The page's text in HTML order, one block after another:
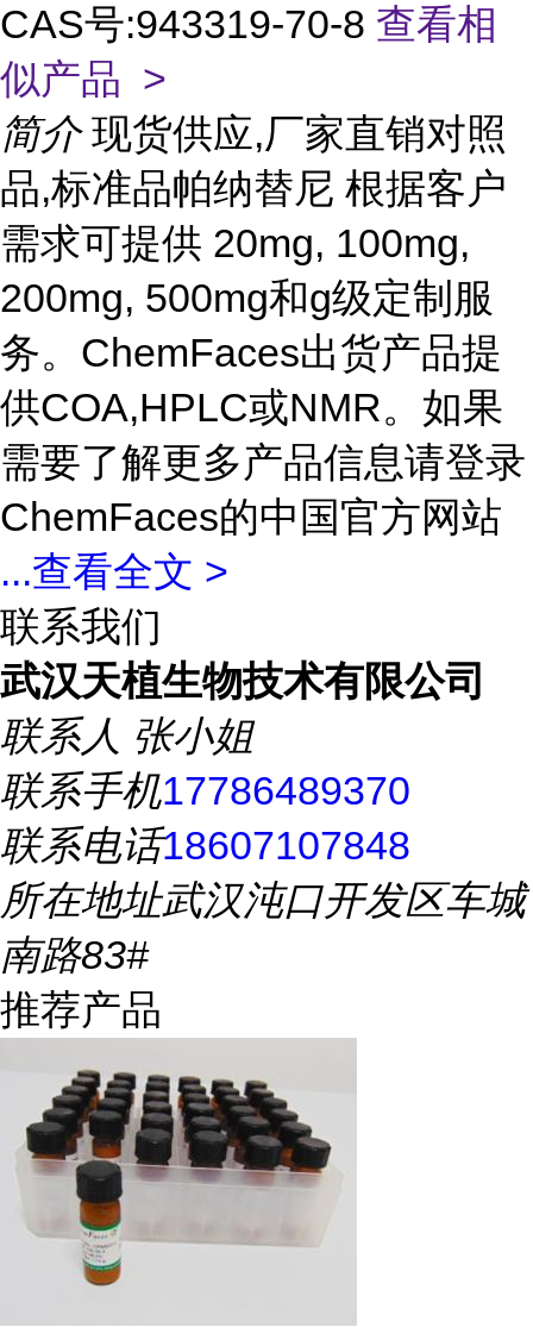
CAS号:943319-70-8 查看相
似产品 >
简介 现货供应,厂家直销对照
品,标准品帕纳替尼 根据客户
需求可提供 20mg, 100mg,
200mg, 500mg和g级定制服
务。ChemFaces出货产品提
供COA,HPLC或NMR。如果
需要了解更多产品信息请登录
ChemFaces的中国官方网站
...查看全文 >
联系我们
武汉天植生物技术有限公司
联系人 张小姐
联系手机17786489370
联系电话18607107848
所在地址武汉沌口开发区车城
南路83#
推荐产品